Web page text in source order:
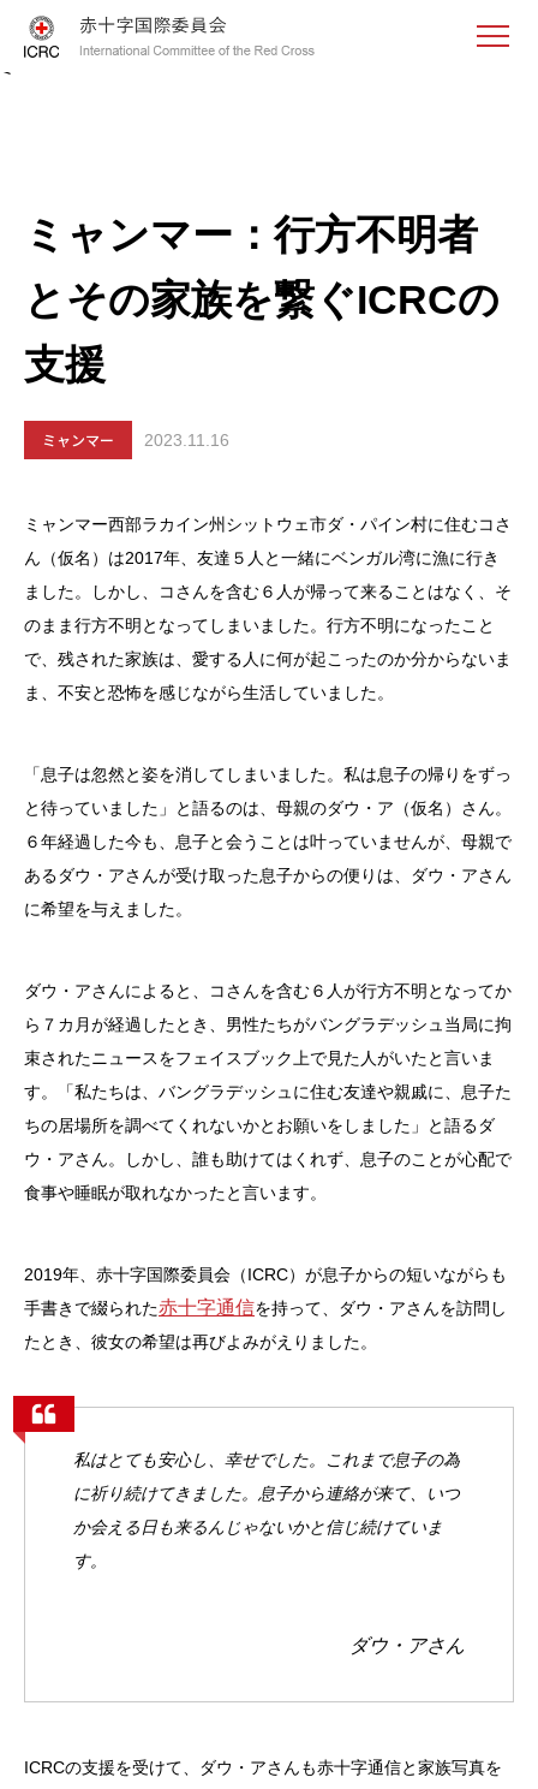
<
ミャンマー：行方不明者
とその家族を繋ぐICRCの
支援
ミャンマー 2023.11.16
ミャンマー西部ラカイン州シットウェ市ダ・パイン村に住むコさ
ん（仮名）は2017年、友達５人と一緒にベンガル湾に漁に行き
ました。しかし、コさんを含む６人が帰って来ることはなく、そ
のまま行方不明となってしまいました。行方不明になったこと
で、残された家族は、愛する人に何が起こったのか分からないま
ま、不安と恐怖を感じながら生活していました。
「息子は忽然と姿を消してしまいました。私は息子の帰りをずっ
と待っていました」と語るのは、母親のダウ・ア（仮名）さん。
６年経過した今も、息子と会うことは叶っていませんが、母親で
あるダウ・アさんが受け取った息子からの便りは、ダウ・アさん
に希望を与えました。
ダウ・アさんによると、コさんを含む６人が行方不明となってか
ら７カ月が経過したとき、男性たちがバングラデッシュ当局に拘
束されたニュースをフェイスブック上で見た人がいたと言いま
す。「私たちは、バングラデッシュに住む友達や親戚に、息子た
ちの居場所を調べてくれないかとお願いをしました」と語るダ
ウ・アさん。しかし、誰も助けてはくれず、息子のことが心配で
食事や睡眠が取れなかったと言います。
2019年、赤十字国際委員会（ICRC）が息子からの短いながらも
手書きで綴られた赤十字通信を持って、ダウ・アさんを訪問し
たとき、彼女の希望は再びよみがえりました。
私はとても安心し、幸せでした。これまで息子の為
に祈り続けてきました。息子から連絡が来て、いつ
か会える日も来るんじゃないかと信じ続けていま
す。
ダウ・アさん
ICRCの支援を受けて、ダウ・アさんも赤十字通信と家族写真を